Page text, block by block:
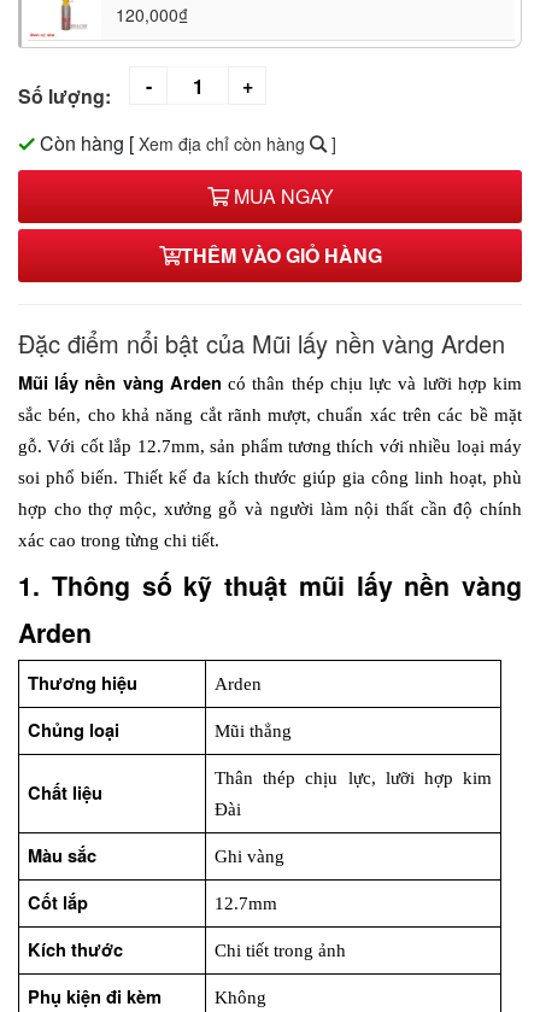
120,000₫
Số lượng:
Còn hàng [ Xem địa chỉ còn hàng ]
MUA NGAY
THÊM VÀO GIỎ HÀNG
Đặc điểm nổi bật của Mũi lấy nền vàng Arden
Mũi lấy nền vàng Arden có thân thép chịu lực và lưỡi hợp kim
sắc bén, cho khả năng cắt rãnh mượt, chuẩn xác trên các bề mặt
gỗ. Với cốt lắp 12.7mm, sản phẩm tương thích với nhiều loại máy
soi phổ biến. Thiết kế đa kích thước giúp gia công linh hoạt, phù
hợp cho thợ mộc, xưởng gỗ và người làm nội thất cần độ chính
xác cao trong từng chi tiết.
1. Thông số kỹ thuật mũi lấy nền vàng
Arden
Thương hiệu Arden
Chủng loại Mũi thẳng
Chất liệu
Thân thép chịu lực, lưỡi hợp kim
Đài
Màu sắc Ghi vàng
Cốt lắp 12.7mm
Kích thước Chi tiết trong ảnh
Phụ kiện đi kèm Không